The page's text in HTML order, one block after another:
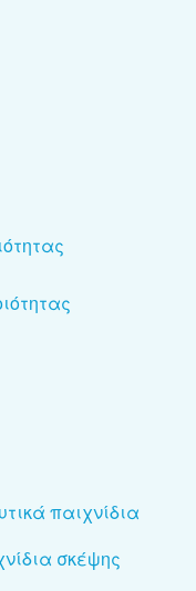
παιχνίδια
σκέψης